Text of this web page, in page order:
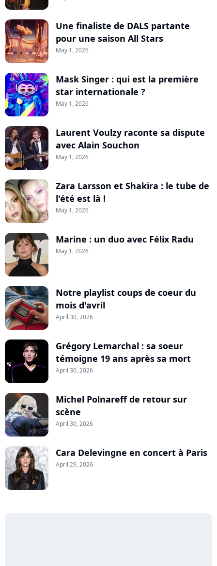
Une finaliste de DALS partante
pour une saison All Stars
May 1, 2026
Mask Singer : qui est la première
star internationale ?
May 1, 2026
Laurent Voulzy raconte sa dispute
avec Alain Souchon
May 1, 2026
Zara Larsson et Shakira : le tube de
l'été est là !
May 1, 2026
Marine : un duo avec Félix Radu
May 1, 2026
Notre playlist coups de coeur du
mois d'avril
April 30, 2026
Grégory Lemarchal : sa soeur
témoigne 19 ans après sa mort
April 30, 2026
Michel Polnareff de retour sur
scène
April 30, 2026
Cara Delevingne en concert à Paris
April 29, 2026